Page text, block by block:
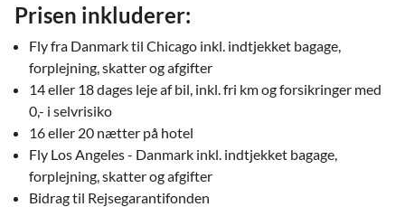
Prisen inkluderer:
Fly fra Danmark til Chicago inkl. indtjekket bagage,
forplejning, skatter og afgifter
14 eller 18 dages leje af bil, inkl. fri km og forsikringer med
0,- i selvrisiko
16 eller 20 nætter på hotel
Fly Los Angeles - Danmark inkl. indtjekket bagage,
forplejning, skatter og afgifter
Bidrag til Rejsegarantifonden